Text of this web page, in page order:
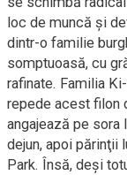
loc de muncă şi
dintr-o familie
somptuoasă, cu
rafinate. Familia
repede acest filon
angajează pe sora
dejun, apoi părinţii
Park. Însă, deşi